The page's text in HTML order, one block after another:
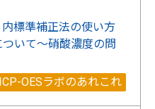
標準補正法の使い方
ついて～硝酸濃度の問
ICP-OESラボのあれこれ